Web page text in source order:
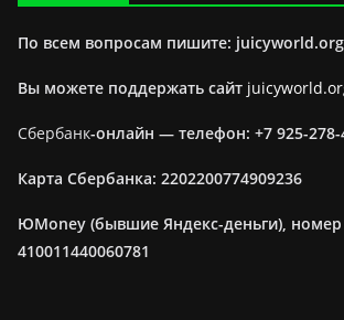
По всем вопросам пишите:
Вы можете поддержать сайт
Сбербанк-онлайн — телефон: +7 925-278-
Карта Сбербанка: 2202200774909236
ЮMoney (бывшие Яндекс-деньги), номер
410011440060781